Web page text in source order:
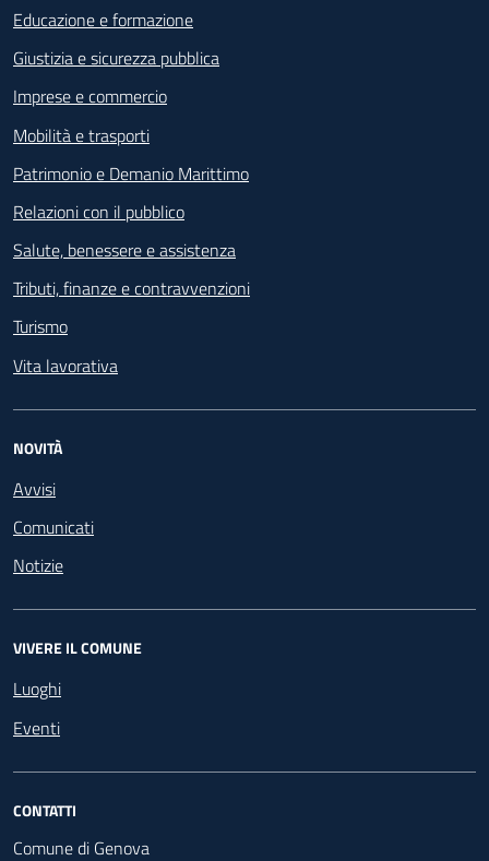
Educazione e formazione
Giustizia e sicurezza pubblica
Imprese e commercio
Mobilità e trasporti
Patrimonio e Demanio Marittimo
Relazioni con il pubblico
Salute, benessere e assistenza
Tributi, finanze e contravvenzioni
Turismo
Vita lavorativa
NOVITÀ
Avvisi
Comunicati
Notizie
VIVERE IL COMUNE
Luoghi
Eventi
CONTATTI
Comune di Genova